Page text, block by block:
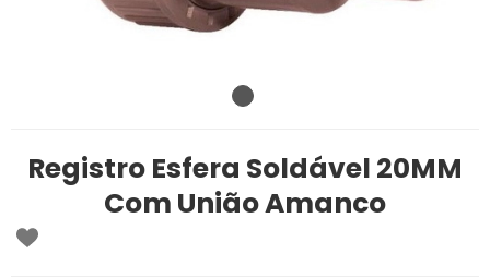
Registro Esfera Soldável 20MM
Com União Amanco